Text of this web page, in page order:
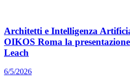
Architetti e Intelligenza
OIKOS Roma la
Leach
6/5/2026